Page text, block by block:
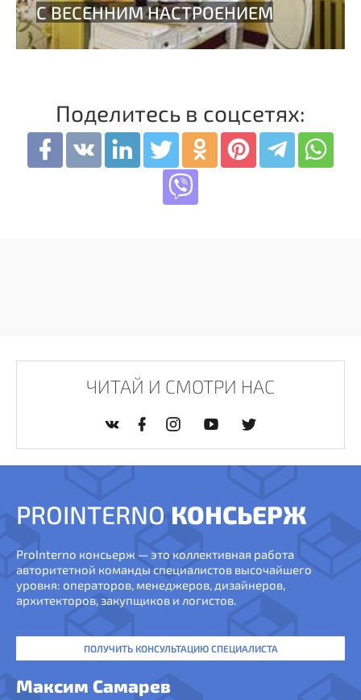
Поделитесь в соцсетях:
ЧИТАЙ И СМОТРИ НАС
PROINTERNO КОНСЬЕРЖ
ProInterno консьерж — это коллективная работа
авторитетной команды специалистов высочайшего
уровня: операторов, менеджеров, дизайнеров,
архитекторов, закупщиков и логистов.
ПОЛУЧИТЬ КОНСУЛЬТАЦИЮ СПЕЦИАЛИСТА
Максим Самарев